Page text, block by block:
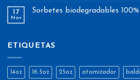
17
Nov
Sorbetes biodegradables 100%
ETIQUETAS
14oz 16.5oz 25oz atomizador